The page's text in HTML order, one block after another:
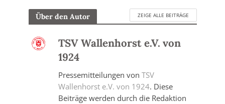
Über den Autor ZEIGE ALLE BEITRÄGE
TSV Wallenhorst e.V. von
1924
Pressemitteilungen von TSV
Wallenhorst e.V. von 1924. Diese
Beiträge werden durch die Redaktion